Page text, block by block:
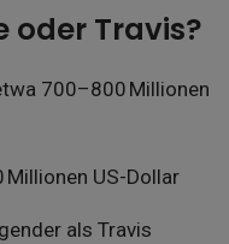
oder Travis?
700–800 Millionen
US-Dollar
als Travis